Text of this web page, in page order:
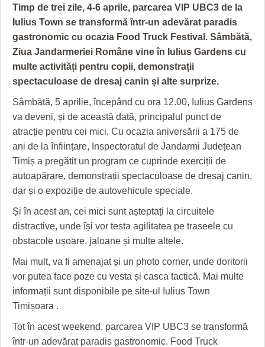
GRĂDINA TAICII DOMNULUI
ZIARISTU’ DE TERASĂ
CU OIŞTEA-N KIERKEGAARD
FINANŢĂRI DE LA A LA Z
PE SURSE
CRONICĂ DE FILM
UNDE MERGEM
FILME DOCUMENTARE
CLIPURI VIDEO
JOCURI ONLINE
ACCIDENTE
ANUNŢURI
INFO SI UTILE
CULTURA
INVATAMANT
JUSTITIE
FILME DOCUMENTARE
CLIPURI VIDEO
JOCURI ONLINE
DIVERSE
FARMACII DIN TIMIŞOARA
HARTA TIMIŞOAREI
LICEE, ŞCOLI ŞI GRĂDINIŢE DIN TIMIŞ
SFATUL MEDICULUI
Timp de trei zile, 4-6 aprile, parcarea VIP UBC3 de la
Iulius Town se transformă într-un adevărat paradis
gastronomic cu ocazia Food Truck Festival. Sâmbătă,
Ziua Jandarmeriei Române vine în Iulius Gardens cu
multe activități pentru copii, demonstrații
spectaculoase de dresaj canin și alte surprize.
Sâmbătă, 5 aprilie, începând cu ora 12.00, Iulius Gardens
va deveni, și de această dată, principalul punct de
atracție pentru cei mici. Cu ocazia aniversării a 175 de
ani de la înființare, Inspectoratul de Jandarmi Județean
Timiș a pregătit un program ce cuprinde exerciții de
autoapărare, demonstrații spectaculoase de dresaj canin,
dar și o expoziție de autovehicule speciale.
Și în acest an, cei mici sunt așteptați la circuitele
distractive, unde își vor testa agilitatea pe traseele cu
obstacole ușoare, jaloane și multe altele.
Mai mult, va fi amenajat și un photo corner, unde doritorii
vor putea face poze cu vesta și casca tactică. Mai multe
informații sunt disponibile pe site-ul Iulius Town
Timișoara .
Tot în acest weekend, parcarea VIP UBC3 se transformă
într-un adevărat paradis gastronomic. Food Truck